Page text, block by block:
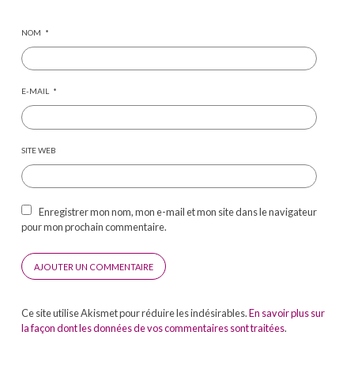
NOM *
E-MAIL *
SITE WEB
Enregistrer mon nom, mon e-mail et mon site dans le navigateur
pour mon prochain commentaire.
Ce site utilise Akismet pour réduire les indésirables.En savoir plus sur
la façon dont les données de vos commentaires sont traitées.